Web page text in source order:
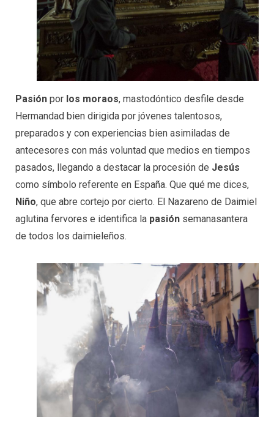
Pasión por los moraos, mastodóntico desfile desde
Hermandad bien dirigida por jóvenes talentosos,
preparados y con experiencias bien asimiladas de
antecesores con más voluntad que medios en tiempos
pasados, llegando a destacar la procesión de Jesús
como símbolo referente en España. Que qué me dices,
Niño, que abre cortejo por cierto. El Nazareno de Daimiel
aglutina fervores e identifica la pasión semanasantera
de todos los daimieleños.